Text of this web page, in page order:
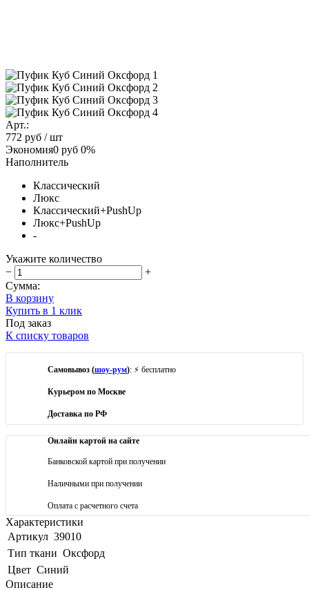
Арт.:
772 руб / шт
Экономия0 руб 0%
Наполнитель
Классический
Люкс
Классический+PushUp
Люкс+PushUp
-
Укажите количество
−
+
Сумма:
В корзину
Купить в 1 клик
Под заказ
К списку товаров
Самовывоз (шоу-рум): ⚡ бесплатно
Курьером по Москве
Доставка по РФ
Онлайн картой на сайте
Банковской картой при получении
Наличными при получении
Оплата с расчетного счета
Характеристики
Артикул 39010
Тип ткани Оксфорд
Цвет Синий
Описание